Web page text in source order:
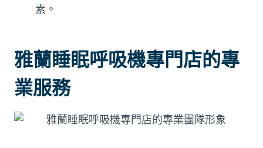
素。
雅蘭睡眠呼吸機專門店的專
業服務